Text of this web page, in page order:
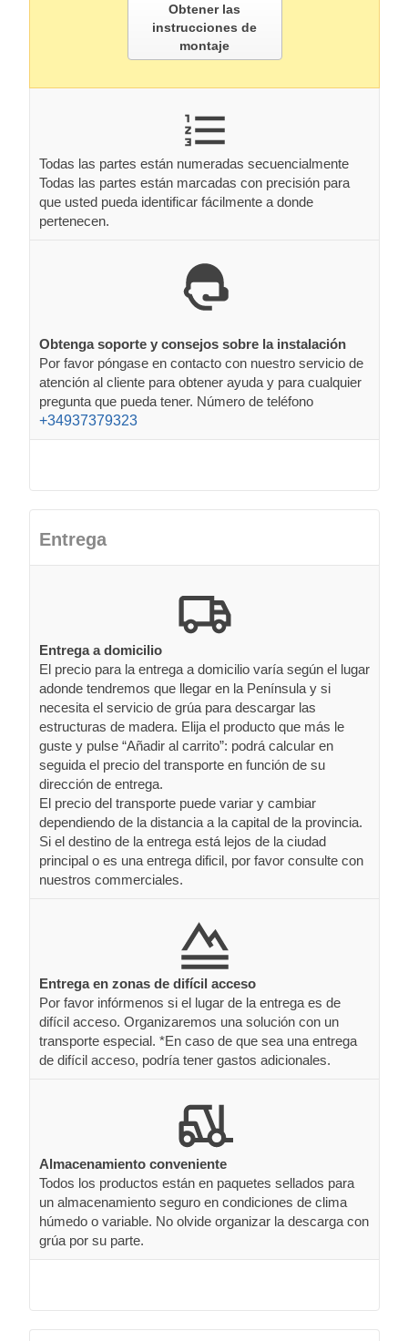
Obtener las
instrucciones de
montaje
Todas las partes están numeradas secuencialmente
Todas las partes están marcadas con precisión para
que usted pueda identificar fácilmente a donde
pertenecen.
Obtenga soporte y consejos sobre la instalación
Por favor póngase en contacto con nuestro servicio de
atención al cliente para obtener ayuda y para cualquier
pregunta que pueda tener. Número de teléfono
+34937379323
Entrega
Entrega a domicilio
El precio para la entrega a domicilio varía según el lugar
adonde tendremos que llegar en la Península y si
necesita el servicio de grúa para descargar las
estructuras de madera. Elija el producto que más le
guste y pulse “Añadir al carrito”: podrá calcular en
seguida el precio del transporte en función de su
dirección de entrega.
El precio del transporte puede variar y cambiar
dependiendo de la distancia a la capital de la provincia.
Si el destino de la entrega está lejos de la ciudad
principal o es una entrega dificil, por favor consulte con
nuestros commerciales.
Entrega en zonas de difícil acceso
Por favor infórmenos si el lugar de la entrega es de
difícil acceso. Organizaremos una solución con un
transporte especial. *En caso de que sea una entrega
de difícil acceso, podría tener gastos adicionales.
Almacenamiento conveniente
Todos los productos están en paquetes sellados para
un almacenamiento seguro en condiciones de clima
húmedo o variable. No olvide organizar la descarga con
grúa por su parte.